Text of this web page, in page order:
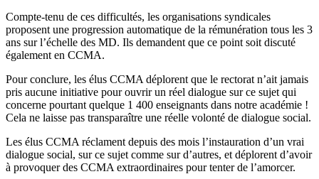
Compte-tenu de ces difficultés, les organisations syndicales
proposent une progression automatique de la rémunération tous les 3
ans sur l’échelle des MD. Ils demandent que ce point soit discuté
également en CCMA.
Pour conclure, les élus CCMA déplorent que le rectorat n’ait jamais
pris aucune initiative pour ouvrir un réel dialogue sur ce sujet qui
concerne pourtant quelque 1 400 enseignants dans notre académie !
Cela ne laisse pas transparaître une réelle volonté de dialogue social.
Les élus CCMA réclament depuis des mois l’instauration d’un vrai
dialogue social, sur ce sujet comme sur d’autres, et déplorent d’avoir
à provoquer des CCMA extraordinaires pour tenter de l’amorcer.